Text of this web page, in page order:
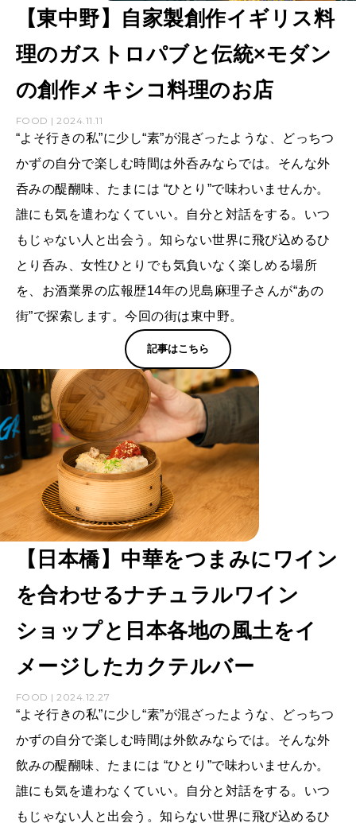
【東中野】自家製創作イギリス料
理のガストロパブと伝統×モダン
の創作メキシコ料理のお店
FOOD | 2024.11.11
“よそ行きの私”に少し“素”が混ざったような、どっちつ
かずの自分で楽しむ時間は外呑みならでは。そんな外
呑みの醍醐味、たまには “ひとり”で味わいませんか。
誰にも気を遣わなくていい。自分と対話をする。いつ
もじゃない人と出会う。知らない世界に飛び込めるひ
とり呑み、女性ひとりでも気負いなく楽しめる場所
を、お酒業界の広報歴14年の児島麻理子さんが“あの
街”で探索します。今回の街は東中野。
記事はこちら
【日本橋】中華をつまみにワイン
を合わせるナチュラルワイン
ショップと日本各地の風土をイ
メージしたカクテルバー
FOOD | 2024.12.27
“よそ行きの私”に少し“素”が混ざったような、どっちつ
かずの自分で楽しむ時間は外飲みならでは。そんな外
飲みの醍醐味、たまには “ひとり”で味わいませんか。
誰にも気を遣わなくていい。自分と対話をする。いつ
もじゃない人と出会う。知らない世界に飛び込めるひ